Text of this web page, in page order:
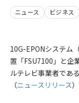
ニュース ビジネス
10G-EPONシステム
置「FSU7100」と企
ルテレビ事業者であ
（ニュースリリース）